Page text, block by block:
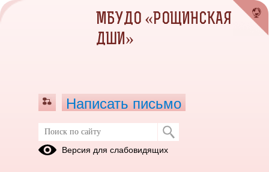
1 тур исполнителей этюдов на
фортепиано им.Ю.И.Ананьева
МБУДО «РОЩИНСКАЯ
ДШИ»
Написать письмо
Версия для слабовидящих